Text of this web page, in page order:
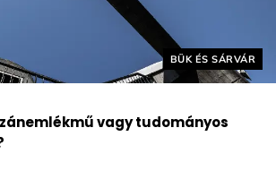
Helyszín címkék:
BÜK ÉS SÁRVÁR
vagy tudományos